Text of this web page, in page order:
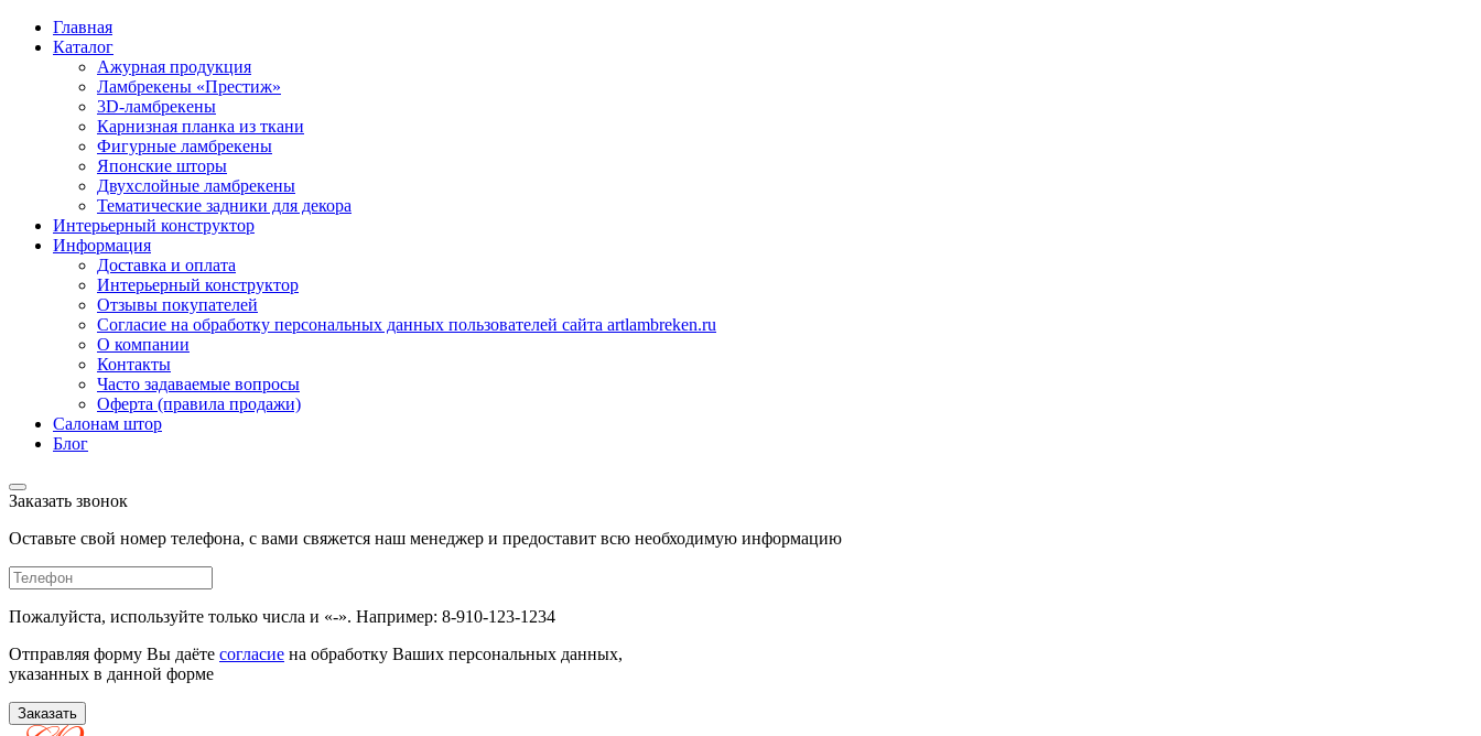
Главная
Каталог
Ажурная продукция
Ламбрекены «Престиж»
3D-ламбрекены
Карнизная планка из ткани
Фигурные ламбрекены
Японские шторы
Двухслойные ламбрекены
Тематические задники для декора
Интерьерный конструктор
Информация
Доставка и оплата
Интерьерный конструктор
Отзывы покупателей
Согласие на обработку персональных данных пользователей сайта artlambreken.ru
О компании
Контакты
Часто задаваемые вопросы
Оферта (правила продажи)
Салонам штор
Блог
Заказать звонок
Оставьте свой номер телефона, с вами свяжется наш менеджер и предоставит всю необходимую информацию
Пожалуйста, используйте только числа и «-». Например: 8-910-123-1234
Отправляя форму Вы даёте согласие на обработку Ваших персональных данных,
указанных в данной форме
Заказать